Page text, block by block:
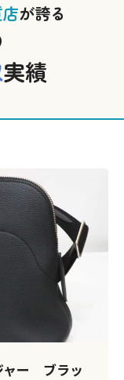
が誇る
実績
ー ブラッ